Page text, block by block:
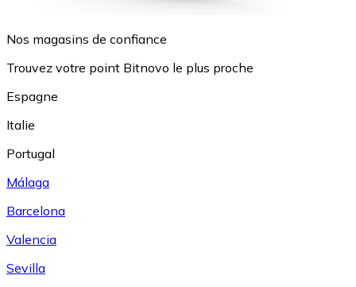
Nos magasins de confiance
Trouvez votre point Bitnovo le plus proche
Espagne
Italie
Portugal
Málaga
Barcelona
Valencia
Sevilla